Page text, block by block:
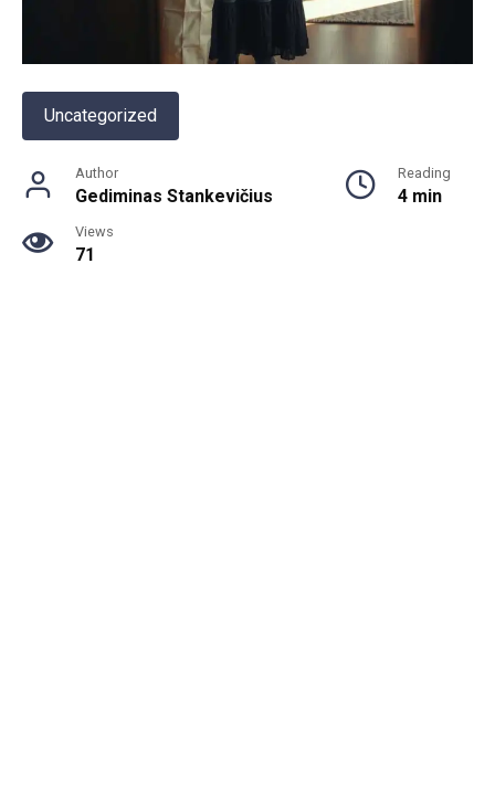
Uncategorized
Author
Gediminas Stankevičius
Reading
4 min
Views
71